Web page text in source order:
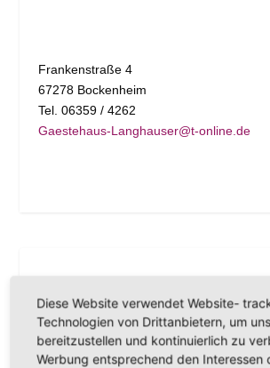
Frankenstraße 4
67278 Bockenheim
Tel. 06359 / 4262
Gaestehaus-Langhauser@t-online.de
1 DZ und 1 EZ mit Dusche / WC,
Babybett, Terrasse, reichhaltiges u.
abwechslungsreiches Frühstück,
Diese Website verwendet Website-
Technologien von Drittanbietern, um
bereitzustellen und kontinuierlich zu
Werbung entsprechend den Interessen